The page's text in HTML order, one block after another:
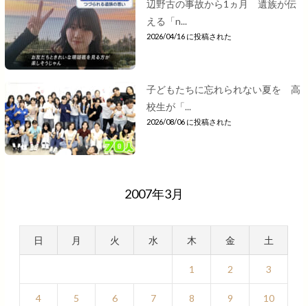
辺野古の事故から1ヵ月 遺族が伝
える「n...
2026/04/16 に投稿された
子どもたちに忘れられない夏を 高
校生が「...
2026/08/06 に投稿された
2007年3月
日 月 火 水 木 金 土
1 2 3
4 5 6 7 8 9 10